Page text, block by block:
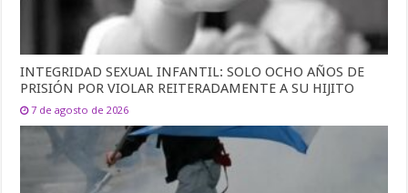
INTEGRIDAD SEXUAL INFANTIL: SOLO OCHO AÑOS DE
PRISIÓN POR VIOLAR REITERADAMENTE A SU HIJITO
7 de agosto de 2026